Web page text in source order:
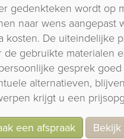
gedenkteken wordt op
naar wens aangepast
kosten. De uiteindelijke
de gebruikte materialen
gesprek
alternatieven,
krijgt u een
een afspraak